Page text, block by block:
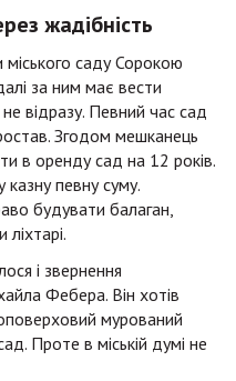
жадібність
міського саду Сорокою
за ним має вести
відразу. Певний час сад
Згодом мешканець
в оренду сад на 12 років.
казну певну суму.
будувати балаган,
і звернення
Фебера. Він хотів
мурований
Проте в міській думі не